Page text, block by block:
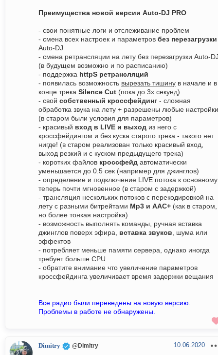
Преимущества новой версии Auto-DJ PRO
- свои понятные логи и отслеживание проблем
- смена всех настроек и параметров без перезагрузки
Auto-DJ
- смена ретрансляции на лету без перезагрузки Auto-
(в будущем возможно и по расписанию)
- поддержка httpS ретрансляций
- появилась возможность вырезать тишину в начале и в
конце трека Silence Cut (пока до 3х секунд)
- свой собственный кроссфейдинг - сложная
обработка звука на лету + разрешены любые настройки
(в старом были условия для параметров)
- красивый вход в LIVE и выход из него с
кроссфейдингом и без куска старого трека - такого нет
нигде! (в старом реализован только красивый вход,
выход резкий и с куском предыдущего трека)
- коротких файлов кроссфейд автоматически
уменьшается до 0.5 сек (например для джинглов)
- определение и подключение LIVE потока к основному
теперь почти мгновенное (в старом с задержкой)
- трансляция нескольких потоков с перекодировкой на
лету с разными битрейтами Mp3 и AAC+ (как в старом,
но более тонкая настройка)
- возможность выполнять команды, ручная вставка
джинглов поверх эфира, вставка звуков, шума или
эффектов
- потребляет меньше памяти сервера, однако иногда
требует больше CPU
- обратите внимание что увеличение параметров
кроссфейдинга увеличивает время задержки вещания
Все радио были переведены на новую версию.
Проблемы в работе не обнаружены.
Dimitry @Dimitry 10.06.2020